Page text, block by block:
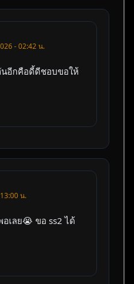
- 02:42 น.
อีกคือดี้ดีชอบขอให้
น.
เลย😭 ขอ ss2 ได้